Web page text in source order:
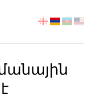
აირჩიეთ